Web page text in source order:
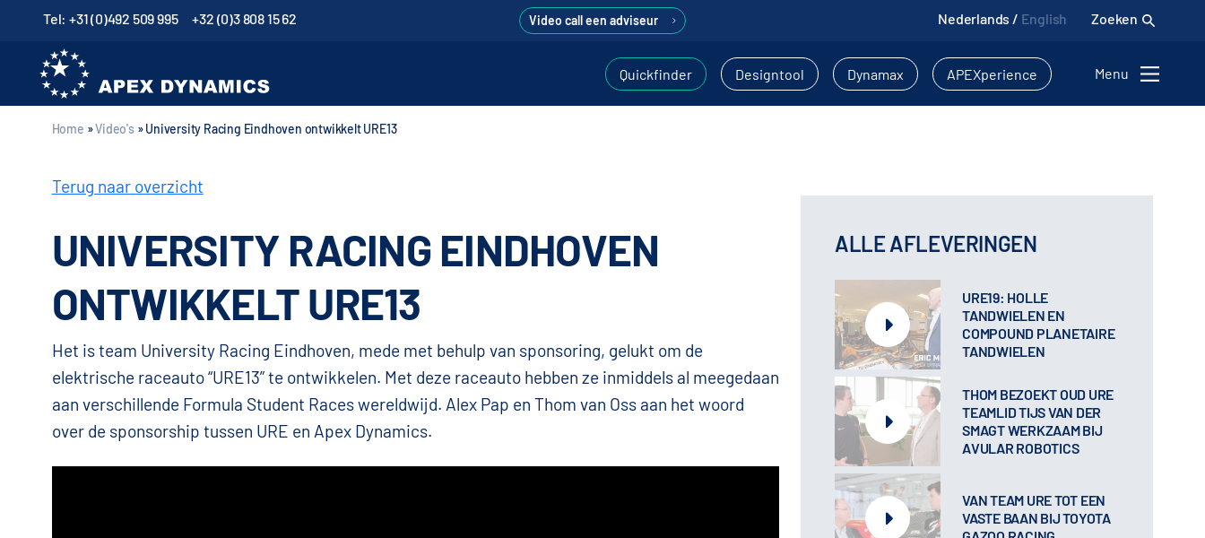
Tel: +31 (0)492 509 995 +32 (0)3 808 15 62 Video call een adviseur Nederlands / English Zoeken
Quickfinder Designtool Dynamax APEXperience Menu
Home »Video's »University Racing Eindhoven ontwikkelt URE13
Terug naar overzicht
UNIVERSITY RACING EINDHOVEN
ONTWIKKELT URE13
Het is team University Racing Eindhoven, mede met behulp van sponsoring, gelukt om de
elektrische raceauto “URE13” te ontwikkelen. Met deze raceauto hebben ze inmiddels al meegedaan
aan verschillende Formula Student Races wereldwijd. Alex Pap en Thom van Oss aan het woord
over de sponsorship tussen URE en Apex Dynamics.
ALLE AFLEVERINGEN
URE19: HOLLE
TANDWIELEN EN
COMPOUND PLANETAIRE
TANDWIELEN
THOM BEZOEKT OUD URE
TEAMLID TIJS VAN DER
SMAGT WERKZAAM BIJ
AVULAR ROBOTICS
VAN TEAM URE TOT EEN
VASTE BAAN BIJ TOYOTA